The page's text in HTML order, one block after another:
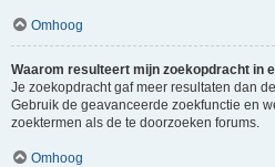
Omhoog
Waarom resulteert mijn zoekopdracht in
Je zoekopdracht gaf meer resultaten dan
Gebruik de geavanceerde zoekfunctie en
zoektermen als de te doorzoeken forums.
Omhoog